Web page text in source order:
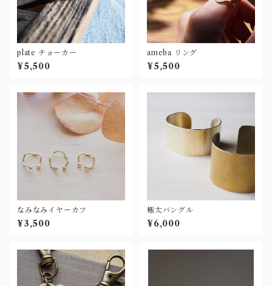
plate チョーカー
¥5,500
ameba リング
¥5,500
なみなみイヤーカフ
¥3,500
極太バングル
¥6,000